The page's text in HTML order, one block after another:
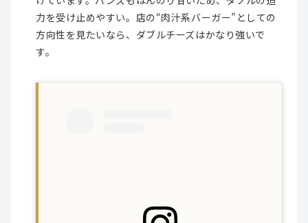
力を受け止めやすい。店の“肉汁系バーガー”としての
方向性を見たいなら、ダブルチーズはかなり強いで
す。